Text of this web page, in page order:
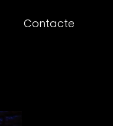
Contacte